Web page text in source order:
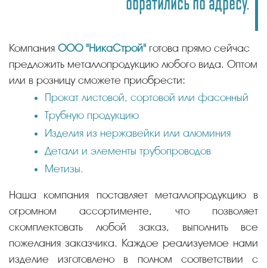
Компания ООО "НикаСтрой" готова прямо сейчас
предложить металлопродукцию любого вида. Оптом
или в розницу сможете приобрести:
Прокат листовой, сортовой или фасонный
Трубную продукцию
Изделия из нержавейки или алюминия
Детали и элементы трубопроводов
Метизы.
Наша компания поставляет металлопродукцию в
огромном ассортименте, что позволяет
скомплектовать любой заказ, выполнить все
пожелания заказчика. Каждое реализуемое нами
изделие изготовлено в полном соответствии с